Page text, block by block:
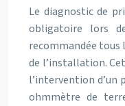
Le diagnostic de
obligatoire lors
recommandée tous
de l’installation.
l’intervention d’un
ohmmètre de